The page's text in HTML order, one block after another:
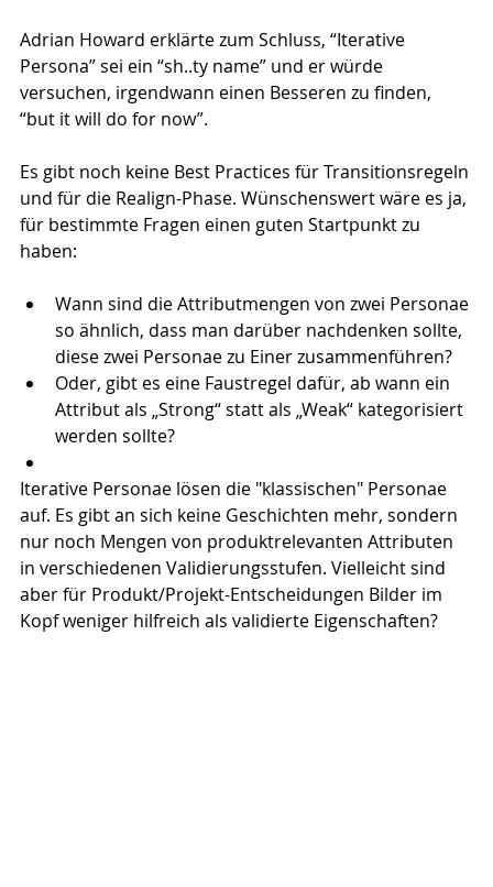
Adrian Howard erklärte zum Schluss, “Iterative
Persona” sei ein “sh..ty name” und er würde
versuchen, irgendwann einen Besseren zu finden,
“but it will do for now”.
Es gibt noch keine Best Practices für Transitionsregeln
und für die Realign-Phase. Wünschenswert wäre es ja,
für bestimmte Fragen einen guten Startpunkt zu
haben:
Wann sind die Attributmengen von zwei Personae
so ähnlich, dass man darüber nachdenken sollte,
diese zwei Personae zu Einer zusammenführen?
Oder, gibt es eine Faustregel dafür, ab wann ein
Attribut als „Strong“ statt als „Weak“ kategorisiert
werden sollte?
Iterative Personae lösen die "klassischen" Personae
auf. Es gibt an sich keine Geschichten mehr, sondern
nur noch Mengen von produktrelevanten Attributen
in verschiedenen Validierungsstufen. Vielleicht sind
aber für Produkt/Projekt-Entscheidungen Bilder im
Kopf weniger hilfreich als validierte Eigenschaften?